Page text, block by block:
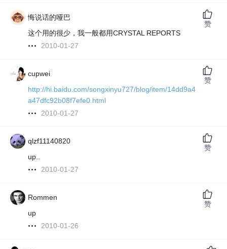
悔说话的哑巴
这个用的很少，我一般都用CRYSTAL REPORTS
2010-01-27
赞
cupwei
http://hi.baidu.com/songxinyu727/blog/item/14dd9a4
a47dfc92b08f7efe0.html
2010-01-27
赞
qlzf11140820
up..
2010-01-27
赞
Rommen
up
2010-01-26
赞